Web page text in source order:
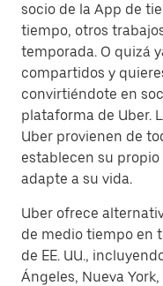
socio de la App de
tiempo, otros
temporada. O quizá
compartidos y
convirtiéndote en
plataforma de Uber.
Uber provienen de
establecen su
adapte a su vida.
Uber ofrece
de medio tiempo en
de EE. UU.,
Ángeles, Nueva